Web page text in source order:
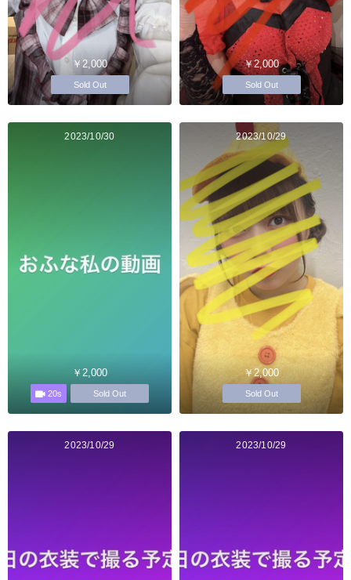
￥2,000
Sold Out
￥2,000
Sold Out
2023/10/30
￥2,000
20s Sold Out
2023/10/29
￥2,000
Sold Out
2023/10/29 2023/10/29